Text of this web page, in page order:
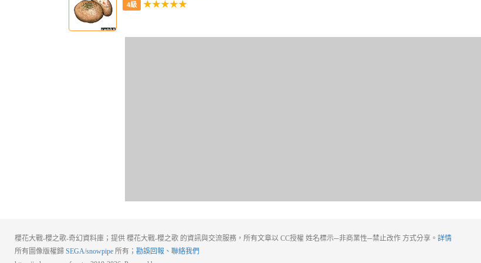
4級 ★★★★★
櫻花大戰-櫻之歌-奇幻資料庫；提供 櫻花大戰-櫻之歌 的資訊與交流服務，所有文章以 CC授權 姓名標示─非商業性─禁止改作 方式分享。 詳情
所有圖像版權歸 SEGA/snowpipe 所有； 勘誤回報、聯絡我們